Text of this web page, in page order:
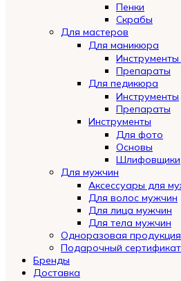
Пенки
Скрабы
Для мастеров
Для маникюра
Препараты
Для педикюра
Инструменты
Препараты
Инструменты
Для фото
Основы
Шлифовщики
Для мужчин
Аксессуары для
Для волос мужчин
Для лица мужчин
Для тела мужчин
Одноразовая продукция
Подарочный сертификат
Automatically
Hierarchic
Бренды
Доставка